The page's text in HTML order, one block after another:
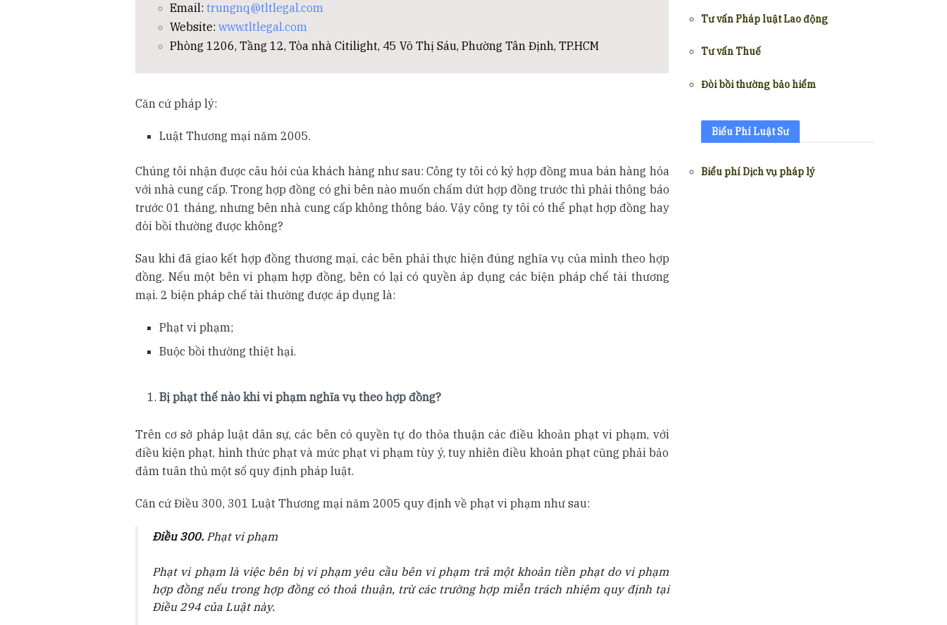
Email: trungnq@tltlegal.com
Website:www.tltlegal.com
Phòng 1206, Tầng 12, Tòa nhà Citilight, 45 Võ Thị Sáu, Phường Tân Định, TP.HCM
Căn cứ pháp lý:
Luật Thương mại năm 2005.
Chúng tôi nhận được câu hỏi của khách hàng như sau: Công ty tôi có ký hợp đồng mua bán hàng hóa
với nhà cung cấp. Trong hợp đồng có ghi bên nào muốn chấm dứt hợp đồng trước thì phải thông báo
trước 01 tháng, nhưng bên nhà cung cấp không thông báo. Vậy công ty tôi có thể phạt hợp đồng hay
đòi bồi thường được không?
Sau khi đã giao kết hợp đồng thương mại, các bên phải thực hiện đúng nghĩa vụ của mình theo hợp
đồng. Nếu một bên vi phạm hợp đồng, bên có lại có quyền áp dụng các biện pháp chế tài thương
mại. 2 biện pháp chế tài thường được áp dụng là:
Phạt vi phạm;
Buộc bồi thường thiệt hại.
Bị phạt thế nào khi vi phạm nghĩa vụ theo hợp đồng?
Trên cơ sở pháp luật dân sự, các bên có quyền tự do thỏa thuận các điều khoản phạt vi phạm, với
điều kiện phạt, hình thức phạt và mức phạt vi phạm tùy ý, tuy nhiên điều khoản phạt cũng phải bảo
đảm tuân thủ một số quy định pháp luật.
Căn cứ Điều 300, 301 Luật Thương mại năm 2005 quy định về phạt vi phạm như sau:
Điều 300. Phạt vi phạm
Phạt vi phạm là việc bên bị vi phạm yêu cầu bên vi phạm trả một khoản tiền phạt do vi phạm
hợp đồng nếu trong hợp đồng có thoả thuận, trừ các trường hợp miễn trách nhiệm quy định tại
Điều 294 của Luật này.
Tư vấn Pháp luật Lao động
Tư vấn Thuế
Đòi bồi thường bảo hiểm
Biểu Phí Luật Sư
Biểu phí Dịch vụ pháp lý